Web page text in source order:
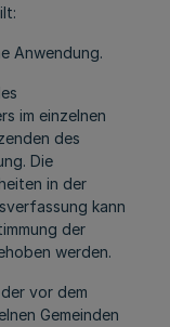
Anwendung.
im einzelnen
des
Die
in der
kann
der
werden.
vor dem
Gemeinden